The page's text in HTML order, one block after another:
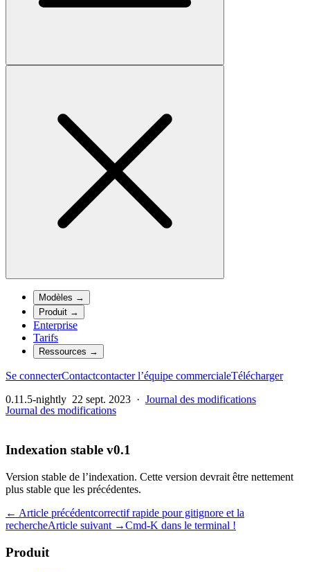
Modèles →
Produit →
Enterprise
Tarifs
Ressources →
Se connecterContactcontacter l’équipe commercialeTélécharger
0.11.5-nightly 22 sept. 2023 · Journal des modifications
Journal des modifications
Indexation stable v0.1
Version stable de l’indexation. Cette version devrait être nettement
plus stable que les précédentes.
← Article précédentcorrectif rapide pour gitignore et la
rechercheArticle suivant →Cmd-K dans le terminal !
Produit